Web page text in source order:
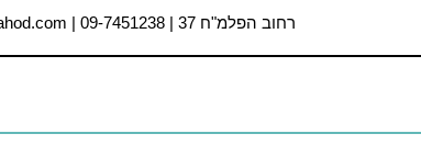
רחוב הפלמ"ח 37 | 09-7451238 | office@alumahod.com